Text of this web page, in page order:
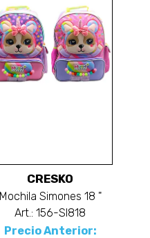
CRESKO
Mochila Simones 18 "
Art.: 156-SI818
Precio Anterior: